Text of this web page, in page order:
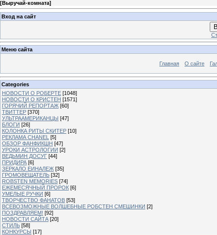
[Выручай-комната]
Вход на сайт
Меню сайта
Главная О сайте
Categories
НОВОСТИ О РОБЕРТЕ [1048]
НОВОСТИ О КРИСТЕН [1571]
ГОРЯЧИЙ РЕПОРТАЖ [60]
ТВИТТЕР [370]
УЛЬТРААМЕРИКАНЦЫ [47]
БЛОГИ [26]
КОЛОНКА РИТЫ СКИТЕР [10]
РЕКЛАМА CHANEL [5]
ОБЗОР ФАНФИКШН [47]
УРОКИ АСТРОЛОГИИ [2]
ВЕДЬМИН ДОСУГ [44]
ПРИДИРА [6]
ЗЕРКАЛО ЕИНАЛЕЖ [35]
ГРОМОВЕЩАТЕЛЬ [32]
ROBSTEN MEMORIES [74]
ЕЖЕМЕСЯЧНЫЙ ПРОРОК [6]
УМЕЛЫЕ РУЧКИ [6]
ТВОРЧЕСТВО ФАНАТОВ [53]
ВСЕВОЗМОЖНЫЕ ВОЛШЕБНЫЕ РОБСТЕН СМЕШИНКИ [2]
ПОЗДРАВЛЯЕМ! [92]
НОВОСТИ САЙТА [20]
СТИЛЬ [58]
КОНКУРСЫ [17]